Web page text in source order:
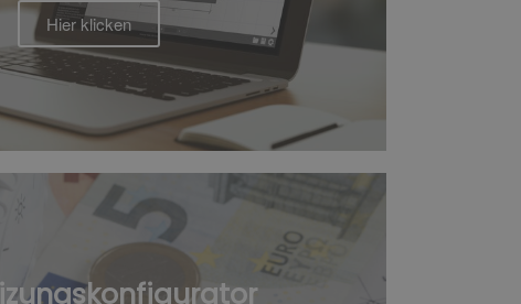
Hier klicken